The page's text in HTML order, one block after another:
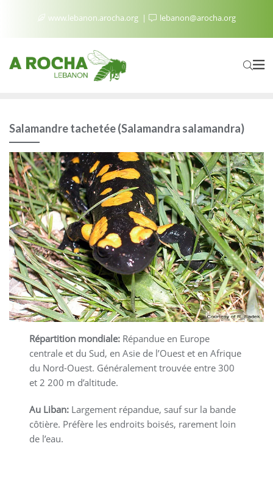
www.lebanon.arocha.org lebanon@arocha.org
Salamandre tachetée (Salamandra salamandra)
Répartition mondiale: Répandue en Europe
centrale et du Sud, en Asie de l’Ouest et en Afrique
du Nord-Ouest. Généralement trouvée entre 300
et 2 200 m d’altitude.
Au Liban: Largement répandue, sauf sur la bande
côtière. Préfère les endroits boisés, rarement loin
de l’eau.